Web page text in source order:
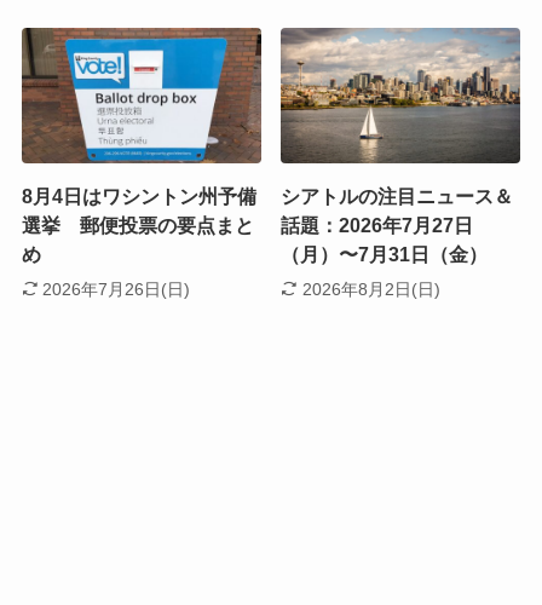
8月4日はワシントン州予備
選挙 郵便投票の要点まと
め
2026年7月26日(日)
シアトルの注目ニュース＆
話題：2026年7月27日
（月）〜7月31日（金）
2026年8月2日(日)